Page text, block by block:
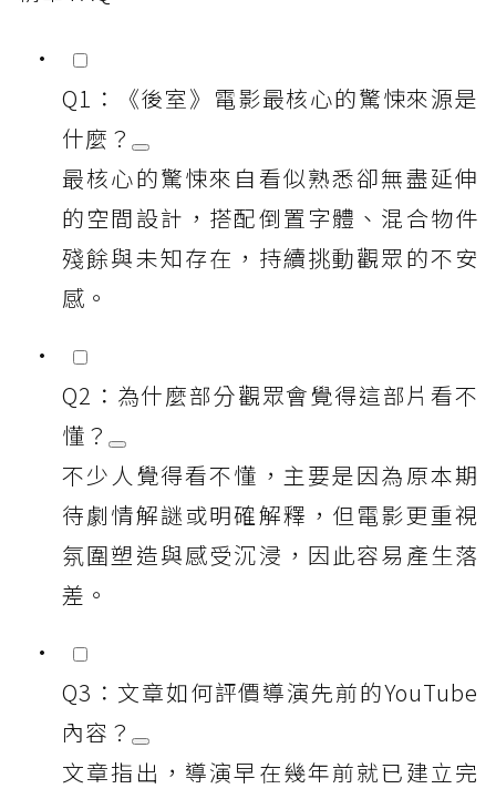
Q1：《後室》電影最核心的驚悚來源是
什麼？
最核心的驚悚來自看似熟悉卻無盡延伸
的空間設計，搭配倒置字體、混合物件
殘餘與未知存在，持續挑動觀眾的不安
感。
Q2：為什麼部分觀眾會覺得這部片看不
懂？
不少人覺得看不懂，主要是因為原本期
待劇情解謎或明確解釋，但電影更重視
氛圍塑造與感受沉浸，因此容易產生落
差。
Q3：文章如何評價導演先前的YouTube
內容？
文章指出，導演早在幾年前就已建立完